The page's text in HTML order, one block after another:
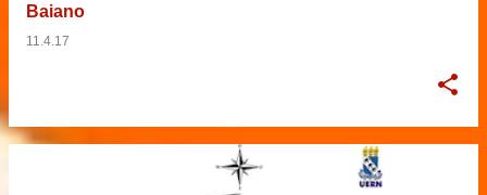
Baiano
11.4.17